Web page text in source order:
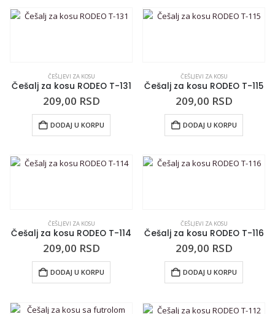
ČEŠLJEVI ZA KOSU
Češalj za kosu RODEO T-131
209,00 RSD
DODAJ U KORPU
ČEŠLJEVI ZA KOSU
Češalj za kosu RODEO T-115
209,00 RSD
DODAJ U KORPU
ČEŠLJEVI ZA KOSU
Češalj za kosu RODEO T-114
209,00 RSD
DODAJ U KORPU
ČEŠLJEVI ZA KOSU
Češalj za kosu RODEO T-116
209,00 RSD
DODAJ U KORPU